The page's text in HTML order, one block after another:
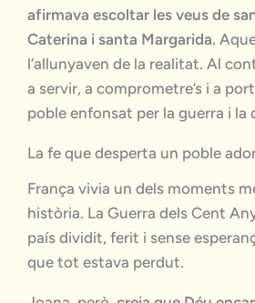
afirmava escoltar les veus de
Caterina i santa Margarida.
l’allunyaven de la realitat. Al
a servir, a comprometre’s i a
poble enfonsat per la guerra i la
La fe que desperta un poble
França vivia un dels moments
història. La Guerra dels Cent
país dividit, ferit i sense
que tot estava perdut.